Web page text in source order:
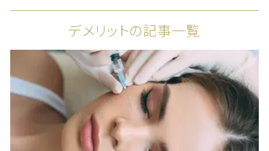
デメリットの記事一覧